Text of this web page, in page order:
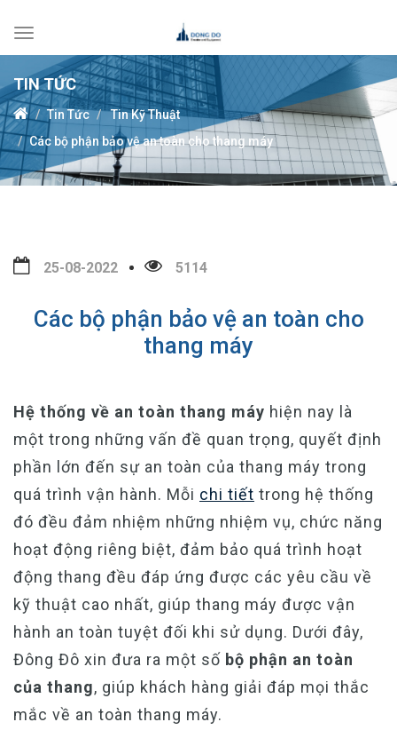
Toggle
navigation
TIN TỨC
Tin Tức
Tin Kỹ Thuật
Các bộ phận bảo vệ an toàn cho thang máy
25-08-2022 5114
Các bộ phận bảo vệ an toàn cho
thang máy
Hệ thống về an toàn thang máy hiện nay là
một trong những vấn đề quan trọng, quyết định
phần lớn đến sự an toàn của thang máy trong
quá trình vận hành. Mỗi chi tiết trong hệ thống
đó đều đảm nhiệm những nhiệm vụ, chức năng
hoạt động riêng biệt, đảm bảo quá trình hoạt
động thang đều đáp ứng được các yêu cầu về
kỹ thuật cao nhất, giúp thang máy được vận
hành an toàn tuyệt đối khi sử dụng. Dưới đây,
Đông Đô xin đưa ra một số bộ phận an toàn
của thang, giúp khách hàng giải đáp mọi thắc
mắc về an toàn thang máy.